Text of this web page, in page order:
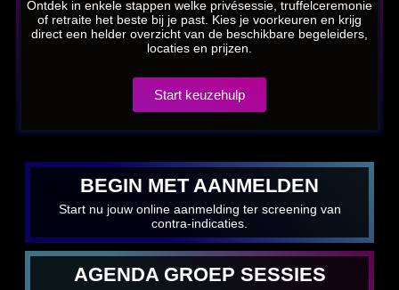
Ontdek in enkele stappen welke privésessie, truffelceremonie
of retraite het beste bij je past. Kies je voorkeuren en krijg
direct een helder overzicht van de beschikbare begeleiders,
locaties en prijzen.
Start keuzehulp
BEGIN MET AANMELDEN
Start nu jouw online aanmelding ter screening van
contra-indicaties.
AGENDA GROEP SESSIES